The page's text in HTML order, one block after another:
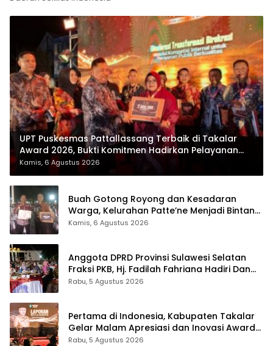
UPT Puskesmas Pattallassang Terbaik di Takalar
Award 2026, Bukti Komitmen Hadirkan Pelayanan
Kesehatan Berkualitas
Kamis, 6 Agustus 2026
Buah Gotong Royong dan Kesadaran
Warga, Kelurahan Patte’ne Menjadi Bintang
Takalar Award 2026
Kamis, 6 Agustus 2026
Anggota DPRD Provinsi Sulawesi Selatan
Fraksi PKB, Hj. Fadilah Fahriana Hadiri Dan
Beri Apresiasi : Takalar Menyalakan Lentera
Rabu, 5 Agustus 2026
Pertama di Indonesia, Kabupaten Takalar
Gelar Malam Apresiasi dan Inovasi Award
2026: Panggung Penghargaan bagi
Rabu, 5 Agustus 2026